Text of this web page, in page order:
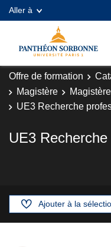
Aller à
Offre de formation
Magistère
Magistère
UE3 Recherche
UE3
Ajouter à la